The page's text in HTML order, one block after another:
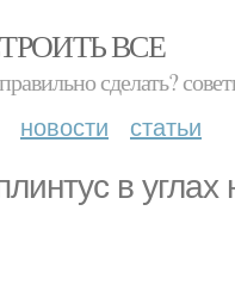
ВСЕ
сделать?
новости статьи
в